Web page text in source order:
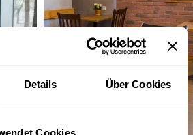
Details Über Cookies
Cookies